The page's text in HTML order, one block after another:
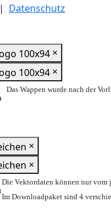
| Datenschutz
×
×
Das Wappen wurde nach der
×
×
Die Vektordaten können nur vom
Im Downloadpaket sind 4